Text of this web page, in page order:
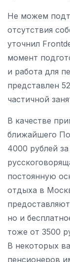
Не можем
отсутствия
уточнил
момент
и работа для
представлен
частичной
В качестве
ближайшего
4000 рублей
постоянную
отдыха в
но и
тоже от 3500
В некоторых
пенсионеров